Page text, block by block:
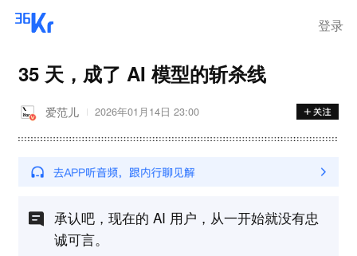
登录
35 天，成了 AI 模型的斩杀线
爱范儿 2026年01月14日 23:00
承认吧，现在的 AI 用户，从一开始就没有忠
诚可言。